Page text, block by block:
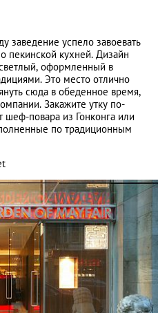
заведение успело завоевать
пекинской кухней. Дизайн
оформленный в
Это место отлично
сюда в обеденное время,
Закажите утку по-
шеф-повара из Гонконга или
по традиционным